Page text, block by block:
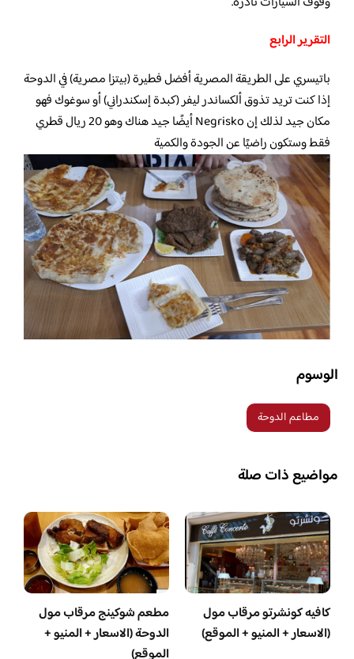
التقرير الرابع
باتيسري على الطريقة المصرية أفضل فطيرة (بيتزا مصرية) في الدوحة
إذا كنت تريد تذوق ألكساندر ليفر (كبدة إسكندراني) أو سوغوك فهو
مكان جيد لذلك إن Negrisko أيضًا جيد هناك وهو 20 ريال قطري
فقط وستكون راضيًا عن الجودة والكمية
الوسوم
مطاعم الدوحة
مواضيع ذات صلة
كافيه كونشرتو مرقاب مول
(الاسعار + المنيو + الموقع)
مطعم شوكينج مرقاب مول
الدوحة (الاسعار + المنيو +